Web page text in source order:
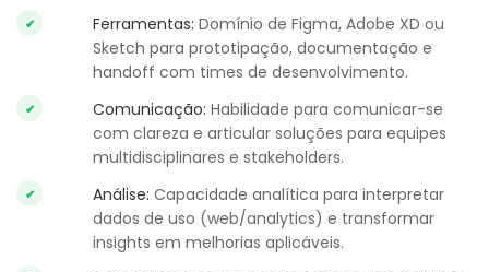
Ferramentas: Domínio de Figma, Adobe XD ou
Sketch para prototipação, documentação e
handoff com times de desenvolvimento.
Comunicação: Habilidade para comunicar-se
com clareza e articular soluções para equipes
multidisciplinares e stakeholders.
Análise: Capacidade analítica para interpretar
dados de uso (web/analytics) e transformar
insights em melhorias aplicáveis.